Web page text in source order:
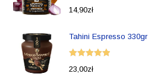
Oceniono
14,90zł
Tahini Espresso 330gr
Oceniono
23,00zł